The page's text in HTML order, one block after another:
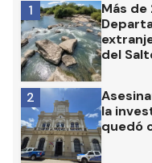
Más
del
1
la
quedó
2